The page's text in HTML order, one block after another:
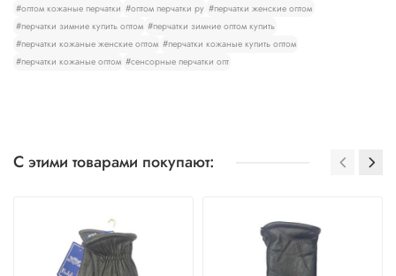
#оптом кожаные перчатки #оптом перчатки ру #перчатки женские оптом
#перчатки зимние купить оптом #перчатки зимние оптом купить
#перчатки кожаные женские оптом #перчатки кожаные купить оптом
#перчатки кожаные оптом #сенсорные перчатки опт
С этими товарами покупают: